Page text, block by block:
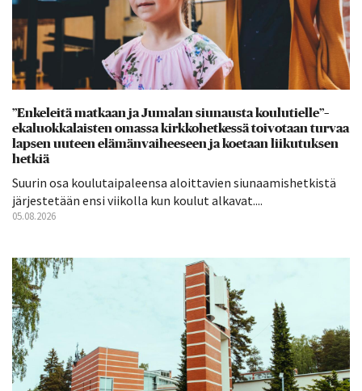
”Enkeleitä matkaan ja Jumalan siunausta koulutielle”–
ekaluokkalaisten omassa kirkkohetkessä toivotaan turvaa
lapsen uuteen elämänvaiheeseen ja koetaan liikutuksen
hetkiä
Suurin osa koulutaipaleensa aloittavien siunaamishetkistä
järjestetään ensi viikolla kun koulut alkavat....
05.08.2026